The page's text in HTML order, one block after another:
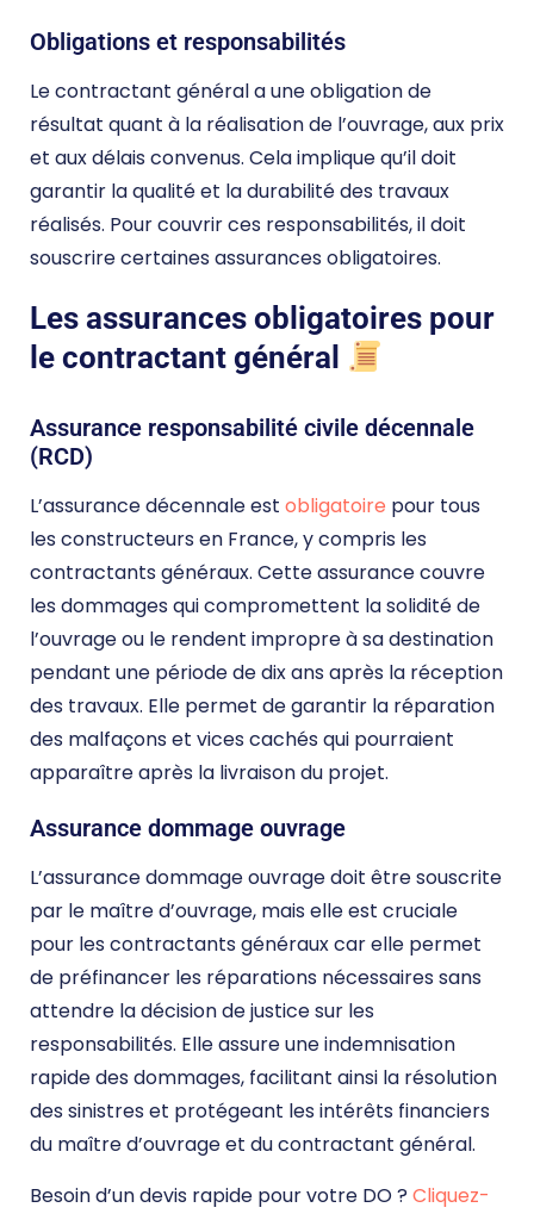
Obligations et responsabilités
Le contractant général a une obligation de
résultat quant à la réalisation de l’ouvrage, aux prix
et aux délais convenus. Cela implique qu’il doit
garantir la qualité et la durabilité des travaux
réalisés. Pour couvrir ces responsabilités, il doit
souscrire certaines assurances obligatoires.
Les assurances obligatoires pour
le contractant général
Assurance responsabilité civile décennale
(RCD)
L’assurance décennale est obligatoire pour tous
les constructeurs en France, y compris les
contractants généraux. Cette assurance couvre
les dommages qui compromettent la solidité de
l’ouvrage ou le rendent impropre à sa destination
pendant une période de dix ans après la réception
des travaux. Elle permet de garantir la réparation
des malfaçons et vices cachés qui pourraient
apparaître après la livraison du projet.
Assurance dommage ouvrage
L’assurance dommage ouvrage doit être souscrite
par le maître d’ouvrage, mais elle est cruciale
pour les contractants généraux car elle permet
de préfinancer les réparations nécessaires sans
attendre la décision de justice sur les
responsabilités. Elle assure une indemnisation
rapide des dommages, facilitant ainsi la résolution
des sinistres et protégeant les intérêts financiers
du maître d’ouvrage et du contractant général.
Besoin d’un devis rapide pour votre DO ? Cliquez-